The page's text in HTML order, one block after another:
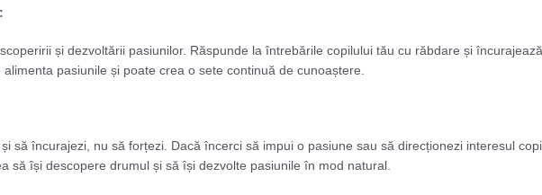
și dezvoltării pasiunilor. Răspunde la întrebările copilului tău cu răbdare și
pasiunile și poate crea o sete continuă de cunoaștere.
să încurajezi, nu să forțezi. Dacă încerci să impui o pasiune sau să direcționezi interesul
să își descopere drumul și să își dezvolte pasiunile în mod natural.